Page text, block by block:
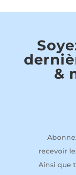
&
recevoir
Ainsi que